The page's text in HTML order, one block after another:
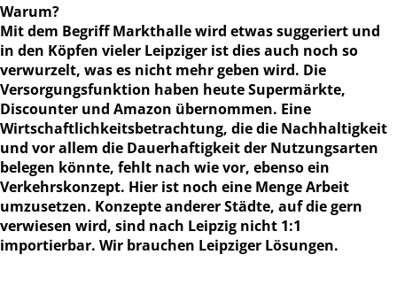
Warum?
Mit dem Begriff Markthalle wird etwas suggeriert und
in den Köpfen vieler Leipziger ist dies auch noch so
verwurzelt, was es nicht mehr geben wird. Die
Versorgungsfunktion haben heute Supermärkte,
Discounter und Amazon übernommen. Eine
Wirtschaftlichkeitsbetrachtung, die die Nachhaltigkeit
und vor allem die Dauerhaftigkeit der Nutzungsarten
belegen könnte, fehlt nach wie vor, ebenso ein
Verkehrskonzept. Hier ist noch eine Menge Arbeit
umzusetzen. Konzepte anderer Städte, auf die gern
verwiesen wird, sind nach Leipzig nicht 1:1
importierbar. Wir brauchen Leipziger Lösungen.